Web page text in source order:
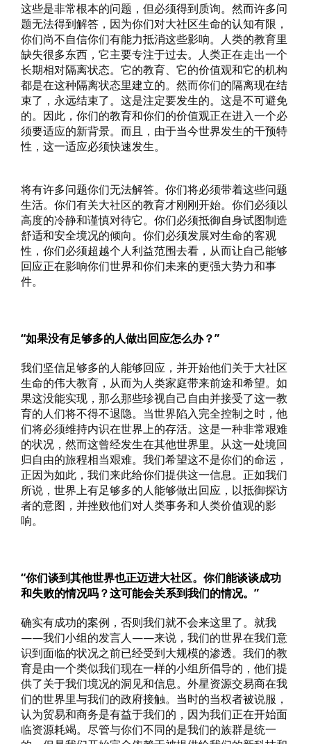
这些是非常根本的问题，但必须得到质询。然而许多问
题无法得到解答，因为你们对大社区生命的认知有限，
你们尚不自信你们有能力抵消这些影响。人类的教育里
缺失很多东西，它主要专注于过去。人类正在走出一个
长期相对隔离状态。它的教育、它的价值观和它的机构
都是在这种隔离状态里建立的。然而你们的隔离现在结
束了，永远结束了。这是注定要发生的。这是不可避免
的。因此，你们的教育和你们的价值观正在进入一个必
须要适应的新背景。而且，由于当今世界发生的干预特
性，这一适应必须快速发生。
将有许多问题你们无法解答。你们将必须带着这些问题
生活。你们有关大社区的教育才刚刚开始。你们必须以
高度的冷静和谨慎对待它。你们必须抵御自身试图制造
舒适和安全境况的倾向。你们必须发展对生命的客观
性，你们必须超越个人利益范围去看，从而让自己能够
回应正在影响你们世界和你们未来的更强大势力和事
件。
“如果没有足够多的人做出回应怎么办？”
我们坚信足够多的人能够回应，并开始他们关于大社区
生命的伟大教育，从而为人类家庭带来前途和希望。如
果这没能实现，那么那些珍视自己自由并接受了这一教
育的人们将不得不退隐。当世界陷入完全控制之时，他
们将必须维持内识在世界上的存活。这是一种非常艰难
的状况，然而这曾经发生在其他世界里。从这一处境回
归自由的旅程相当艰难。我们希望这不是你们的命运，
正因为如此，我们来此给你们提供这一信息。正如我们
所说，世界上有足够多的人能够做出回应，以抵御探访
者的意图，并挫败他们对人类事务和人类价值观的影
响。
“你们谈到其他世界也正迈进大社区。你们能谈谈成功
和失败的情况吗？这可能会关系到我们的情况。”
确实有成功的案例，否则我们就不会来这里了。就我
——我们小组的发言人——来说，我们的世界在我们意
识到面临的状况之前已经受到大规模的渗透。我们的教
育是由一个类似我们现在一样的小组所倡导的，他们提
供了关于我们境况的洞见和信息。外星资源交易商在我
们的世界里与我们的政府接触。当时的当权者被说服，
认为贸易和商务是有益于我们的，因为我们正在开始面
临资源耗竭。尽管与你们不同的是我们的族群是统一